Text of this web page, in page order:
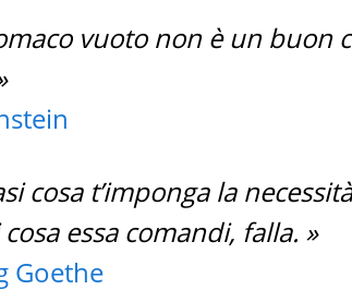
vuoto non è un buon
cosa t’imponga la
essa comandi, falla. »
Goethe